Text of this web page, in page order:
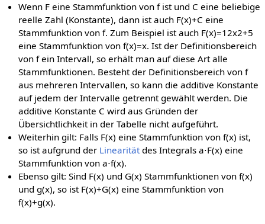
Wenn F eine Stammfunktion vonfist und C eine beliebige
reelle Zahl (Konstante), dann ist auch F(x)+C eine
Stammfunktion vonf. Zum Beispiel ist auch F(x)=12x2+5
eine Stammfunktion vonf(x)=x. Ist der Definitionsbereich
vonfein Intervall, so erhält man auf diese Art alle
Stammfunktionen. Besteht der Definitionsbereich vonf
aus mehreren Intervallen, so kann die additive Konstante
auf jedem der Intervalle getrennt gewählt werden. Die
additive Konstante C wird aus Gründen der
Übersichtlichkeit in der Tabelle nicht aufgeführt.
Weiterhin gilt: Falls F(x) eine Stammfunktion vonf(x) ist,
so ist aufgrund der Linearitätdes Integralsa⋅F(x) eine
Stammfunktion vona⋅f(x).
Ebenso gilt: Sind F(x) und G(x) Stammfunktionen vonf(x)
undg(x), so ist F(x)+G(x) eine Stammfunktion von
f(x)+g(x).